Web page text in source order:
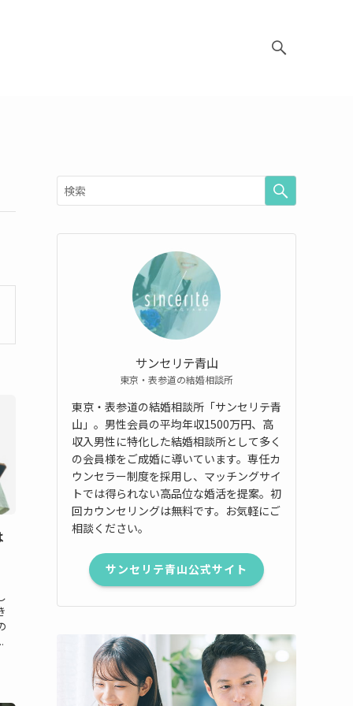
サンセリテ青山
東京・表参道の結婚相談所
東京・表参道の結婚相談所「サンセリテ青
山」。男性会員の平均年収1500万円、高
収入男性に特化した結婚相談所として多く
の会員様をご成婚に導いています。専任カ
ウンセラー制度を採用し、マッチングサイ
トでは得られない高品位な婚活を提案。初
回カウンセリングは無料です。お気軽にご
相談ください。
サンセリテ青山公式サイト